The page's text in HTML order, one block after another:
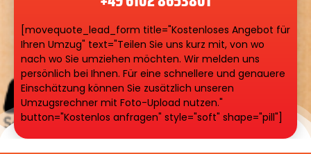
[movequote_lead_form title="Kostenloses Angebot für
Ihren Umzug" text="Teilen Sie uns kurz mit, von wo
nach wo Sie umziehen möchten. Wir melden uns
persönlich bei Ihnen. Für eine schnellere und genauere
Einschätzung können Sie zusätzlich unseren
Umzugsrechner mit Foto-Upload nutzen."
button="Kostenlos anfragen" style="soft" shape="pill"]